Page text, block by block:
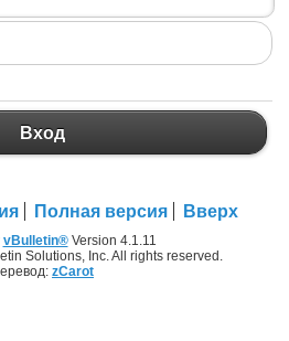
Вход
Полная версия Вверх
vBulletin®Version 4.1.11
Solutions, Inc. All rights reserved.
zCarot